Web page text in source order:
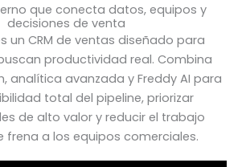
que conecta datos, equipos y
decisiones de venta
un CRM de ventas diseñado para
productividad real. Combina
analítica avanzada y Freddy AI para
total del pipeline, priorizar
de alto valor y reducir el trabajo
frena a los equipos comerciales.